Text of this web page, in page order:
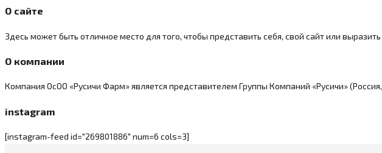
О сайте
Здесь может быть отличное место для того, чтобы представить себя, свой сайт или
О компании
Компания ОсОО «Русичи Фарм» является представителем Группы Компаний «Русичи»
instagram
[instagram-feed id="269801886" num=6 cols=3]